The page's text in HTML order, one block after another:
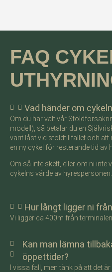
FAQ
Vad händer om
Om du har valt vår
modell), så betalar du en
varit låst vid stöldtillfället och att
en ny cykel för resterande tid av
Om så inte skett, eller om ni
cykelns värde av hyrespersonen.
Hur långt ligger ni
Vi ligger ca 400m från
Kan man lämna
öppettider?
I vissa fall, men tänk på att det